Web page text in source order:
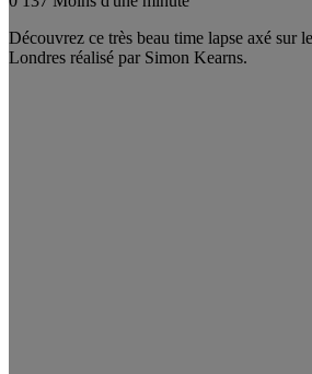
Découvrez ce très beau time lapse axé sur
Londres réalisé par Simon Kearns.